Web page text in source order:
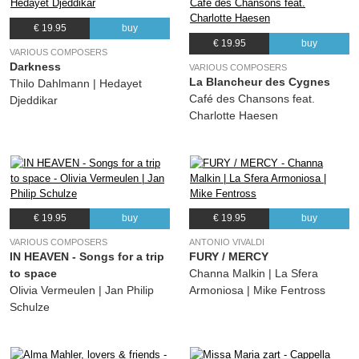
(Johannes Brahms) Hedayet Djeddikar, Thilo Dahlmann
13.
(Johannes Brahms) Hedayet Djeddikar, Thilo Dahlmann
14. Deutsche Volkslieder WoO 33: Ach Gott, wie weh tut scheiden, No. 17
(Johannes Brahms) Thilo Dahlmann, Hedayet Djeddikar
Deutsche Volkslieder WoO 33: Soll sich der Mond nicht heller scheinen, No. 35
16. Deutsche Volkslieder WoO 33: Da unten im Tale, No. 6
(Johannes Brahms) Thilo Dahlmann, Hedayet Djeddikar
17. In Memoriam – Holocaust Lieder: Im Gefängnis
(Nobert Glanzberg) Thilo Dahlmann, Hedayet Djeddikar
18. In Memoriam – Holocaust Lieder: Abschied
(Nobert Glanzberg) Thilo Dahlmann, Hedayet Djeddikar
19. In Memoriam – Holocaust Lieder: Fu?r Ule
€ 19.95 buy
VARIOUS COMPOSERS
Darkness
Thilo Dahlmann | Hedayet
Djeddikar
€ 19.95 buy
VARIOUS COMPOSERS
La Blancheur des Cygnes
Café des Chansons feat.
Charlotte Haesen
€ 19.95 buy
VARIOUS COMPOSERS
IN HEAVEN - Songs for a trip
to space
Olivia Vermeulen | Jan Philip
Schulze
€ 19.95 buy
ANTONIO VIVALDI
FURY / MERCY
Channa Malkin | La Sfera
Armoniosa | Mike Fentross